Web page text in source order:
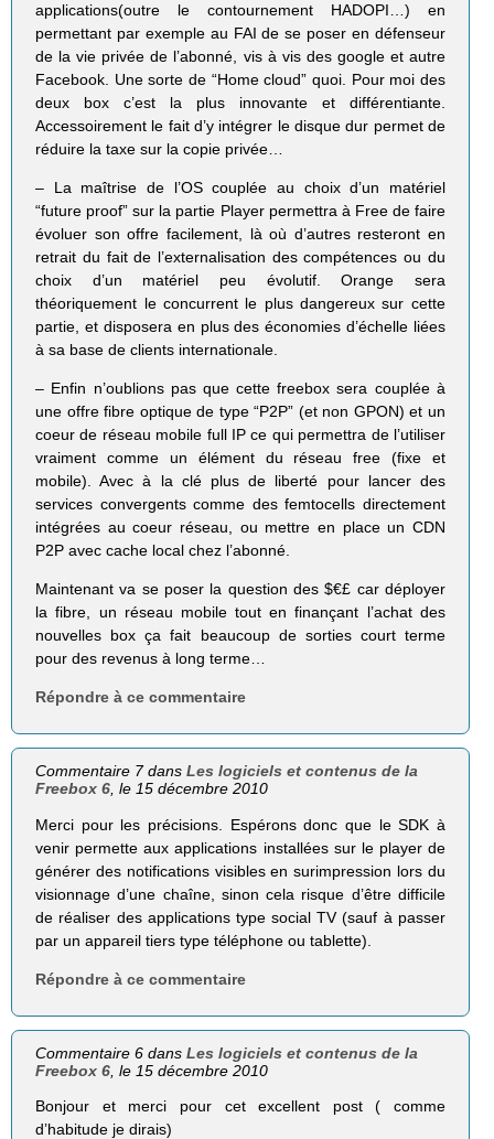
applications(outre le contournement HADOPI…) en
permettant par exemple au FAI de se poser en défenseur
de la vie privée de l’abonné, vis à vis des google et autre
Facebook. Une sorte de “Home cloud” quoi. Pour moi des
deux box c’est la plus innovante et différentiante.
Accessoirement le fait d’y intégrer le disque dur permet de
réduire la taxe sur la copie privée…
– La maîtrise de l’OS couplée au choix d’un matériel
“future proof” sur la partie Player permettra à Free de faire
évoluer son offre facilement, là où d’autres resteront en
retrait du fait de l’externalisation des compétences ou du
choix d’un matériel peu évolutif. Orange sera
théoriquement le concurrent le plus dangereux sur cette
partie, et disposera en plus des économies d’échelle liées
à sa base de clients internationale.
– Enfin n’oublions pas que cette freebox sera couplée à
une offre fibre optique de type “P2P” (et non GPON) et un
coeur de réseau mobile full IP ce qui permettra de l’utiliser
vraiment comme un élément du réseau free (fixe et
mobile). Avec à la clé plus de liberté pour lancer des
services convergents comme des femtocells directement
intégrées au coeur réseau, ou mettre en place un CDN
P2P avec cache local chez l’abonné.
Maintenant va se poser la question des $€£ car déployer
la fibre, un réseau mobile tout en finançant l’achat des
nouvelles box ça fait beaucoup de sorties court terme
pour des revenus à long terme…
Répondre à ce commentaire
Commentaire 7 dansLes logiciels et contenus de la
Freebox 6, le 15 décembre 2010
Merci pour les précisions. Espérons donc que le SDK à
venir permette aux applications installées sur le player de
générer des notifications visibles en surimpression lors du
visionnage d’une chaîne, sinon cela risque d’être difficile
de réaliser des applications type social TV (sauf à passer
par un appareil tiers type téléphone ou tablette).
Répondre à ce commentaire
Commentaire 6 dansLes logiciels et contenus de la
Freebox 6 , le 15 décembre 2010
Bonjour et merci pour cet excellent post ( comme
d’habitude je dirais)